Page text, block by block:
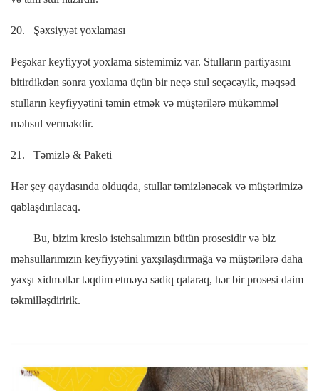
20. Şəxsiyyət yoxlaması
Peşəkar keyfiyyət yoxlama sistemimiz var. Stulların partiyasını
bitirdikdən sonra yoxlama üçün bir neçə stul seçəcəyik, məqsəd
stulların keyfiyyətini təmin etmək və müştərilərə mükəmməl
məhsul verməkdir.
21. Təmizlə & Paketi
Hər şey qaydasında olduqda, stullar təmizlənəcək və müştərimizə
qablaşdırılacaq.
Bu, bizim kreslo istehsalımızın bütün prosesidir və biz
məhsullarımızın keyfiyyətini yaxşılaşdırmağa və müştərilərə daha
yaxşı xidmətlər təqdim etməyə sadiq qalaraq, hər bir prosesi daim
təkmilləşdiririk.